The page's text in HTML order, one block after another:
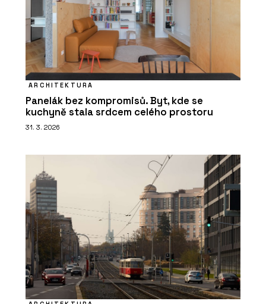
ARCHITEKTURA
Panelák bez kompromisů. Byt, kde se
kuchyně stala srdcem celého prostoru
31. 3. 2026